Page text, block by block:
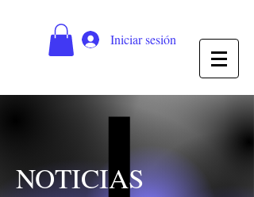
Iniciar sesión
NOTICIAS